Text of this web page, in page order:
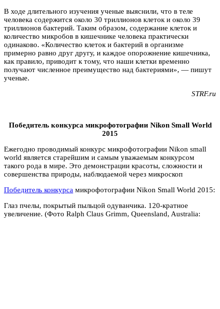
В ходе длительного изучения ученые выяснили, что в теле
человека содержится около 30 триллионов клеток и около 39
триллионов бактерий. Таким образом, содержание клеток и
количество микробов в кишечнике человека практически
одинаково. «Количество клеток и бактерий в организме
примерно равно друг другу, и каждое опорожнение кишечника,
как правило, приводит к тому, что наши клетки временно
получают численное преимущество над бактериями», — пишут
ученые.
STRF.ru
Победитель конкурса микрофотографии Nikon Small World
2015
Ежегодно проводимый конкурс микрофотографии Nikon small
world является старейшим и самым уважаемым конкурсом
такого рода в мире. Это демонстрации красоты, сложности и
совершенства природы, наблюдаемой через микроскоп
Победитель конкурса микрофотографии Nikon Small World 2015:
Глаз пчелы, покрытый пыльцой одуванчика. 120-кратное
увеличение. (Фото Ralph Claus Grimm, Queensland, Australia: